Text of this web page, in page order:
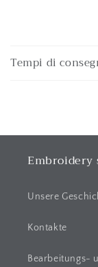
i
n
Tempi di
Embroidery
Unsere
Kontakte
Bearbeitungs-